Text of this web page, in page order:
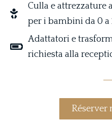
Culla e attrezzature
per i bambini da 0 a
Adattatori e
richiesta alla
Réserver